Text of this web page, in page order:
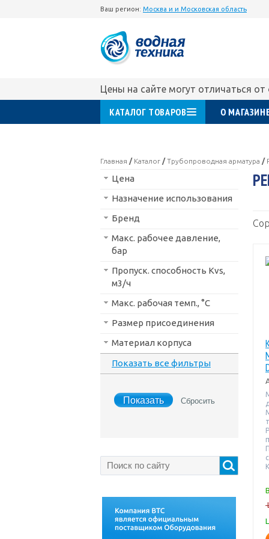
Ваш регион: Москва и и Московская область
Цены на сайте могут отличаться
КАТАЛОГ ТОВАРОВ О
Главная / Каталог /Трубопроводная арматура /
Цена
Назначение использования
Бренд
Макс. рабочее давление,
бар
Пропуск. способность Kvs,
м3/ч
Макс. рабочая темп., °С
Размер присоединения
Материал корпуса
Показать все фильтры